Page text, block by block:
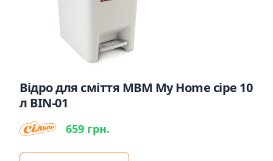
Відро для сміття MBM My Home сіре 10
л BIN-01
659 грн.